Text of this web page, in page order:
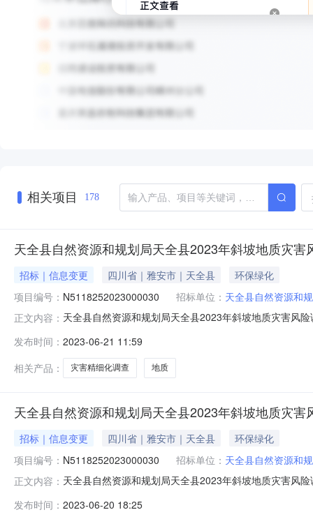
相关项目 178
天全县自然资源和规划局天全县2023年斜坡地质灾
招标｜信息变更 四川省｜雅安市｜天全县
环保绿化
项目编号： N5118252023000030 招标单位： 天全县自然资源和
正文内容： 天全县自然资源和规划局天全县2023年斜坡地质灾害风
天全县2023年斜坡地质灾害风险调查及1∶10000重点乡
发布时间： 2023-06-21 11:59
相关产品：
灾害精细化调查 地质
天全县自然资源和规划局天全县2023年斜坡地质灾
招标｜信息变更 四川省｜雅安市｜天全县
环保绿化
项目编号： N5118252023000030 招标单位： 天全县自然资源和
正文内容： 天全县自然资源和规划局天全县2023年斜坡地质灾害风
信息：更正事项：采购文件和采购公告更正原因：商务
发布时间： 2023-06-20 18:25